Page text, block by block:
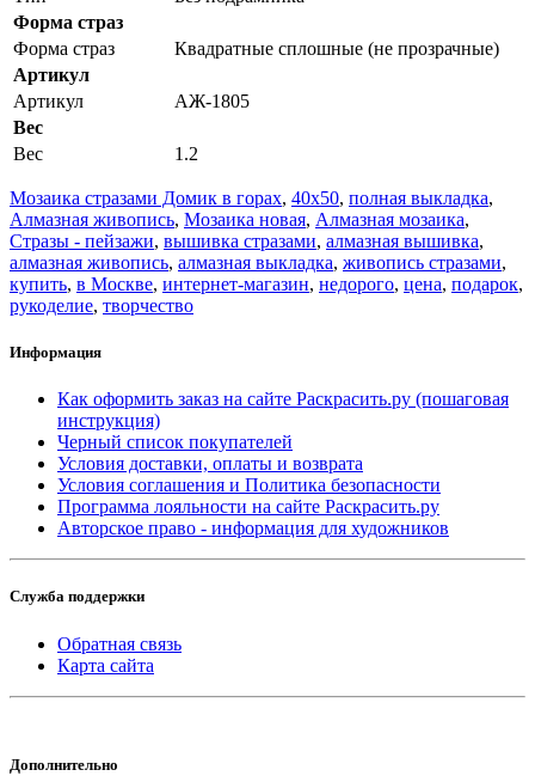
Форма страз
Форма страз
Квадратные сплошные (не прозрачные)
Артикул
Артикул
АЖ-1805
Вес
Вес
1.2
Мозаика стразами Домик в горах, 40x50, полная выкладка,
Алмазная живопись, Мозаика новая, Алмазная мозаика,
Стразы - пейзажи, вышивка стразами, алмазная вышивка,
алмазная живопись, алмазная выкладка, живопись стразами,
купить, в Москве, интернет-магазин, недорого, цена, подарок,
рукоделие, творчество
Информация
Как оформить заказ на сайте Раскрасить.ру (пошаговая
инструкция)
Черный список покупателей
Условия доставки, оплаты и возврата
Условия соглашения и Политика безопасности
Программа лояльности на сайте Раскрасить.ру
Авторское право - информация для художников
Служба поддержки
Обратная связь
Карта сайта
Дополнительно